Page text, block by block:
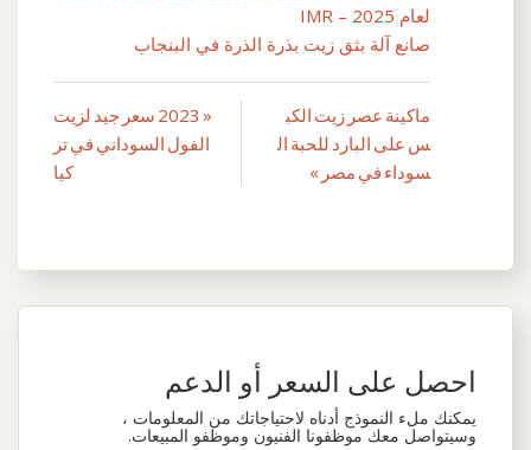
لعام 2025 – IMR
صانع آلة بثق زيت بذرة الذرة في البنجاب
تصفّح
المقالات
« 2023 سعر جيد لزيت
الفول السوداني في تر
كيا
ماكينة عصر زيت الكب
س على البارد للحبة ال
سوداء في مصر »
احصل على السعر أو الدعم
يمكنك ملء النموذج أدناه لاحتياجاتك من المعلومات ،
وسيتواصل معك موظفونا الفنيون وموظفو المبيعات.